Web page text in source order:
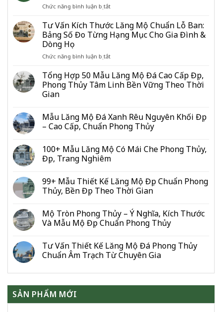
Chức năng bình luận bị tắtở
Phí
Thuê
Thợ
Lăng
Trọn
Gói
Hết
Tiền?
Bảng
Nhất
2026
Tư Vấn Kích Thước Lăng Mộ Chuẩn Lỗ Ban:
Bảng Số Đo Từng Hạng Mục Cho Gia Đình &
Dòng Họ
Chức năng bình luận bị tắtở
Vấn
Kích
Thước
Chuẩn
Lỗ
Ban:
Số
Đo
Mục
Cho
&
Dòng
Tổng Hợp 50 Mẫu Lăng Mộ Đá Cao Cấp Đẹp,
Phong Thủy Tâm Linh Bền Vững Theo Thời
Gian
Mẫu Lăng Mộ Đá Xanh Rêu Nguyên Khối Đẹp
– Cao Cấp, Chuẩn Phong Thủy
100+ Mẫu Lăng Mộ Có Mái Che Phong Thủy,
Đẹp, Trang Nghiêm
99+ Mẫu Thiết Kế Lăng Mộ Đẹp Chuẩn Phong
Thủy, Bền Đẹp Theo Thời Gian
Mộ Tròn Phong Thủy – Ý Nghĩa, Kích Thước
Và Mẫu Mộ Đẹp Chuẩn Phong Thủy
Tư Vấn Thiết Kế Lăng Mộ Đá Phong Thủy
Chuẩn Âm Trạch Từ Chuyên Gia
SẢN PHẨM MỚI